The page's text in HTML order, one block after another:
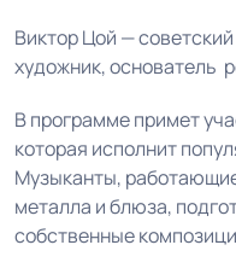
Виктор Цой —
художник, основатель
В программе примет
которая исполнит
Музыканты,
металла и блюза,
собственные